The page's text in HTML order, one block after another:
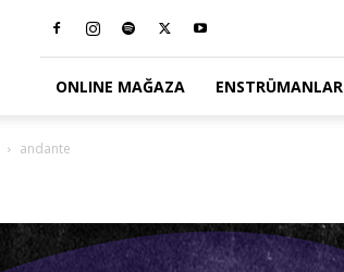
ONLINE MAĞAZA ENSTRÜMANLAR
andante